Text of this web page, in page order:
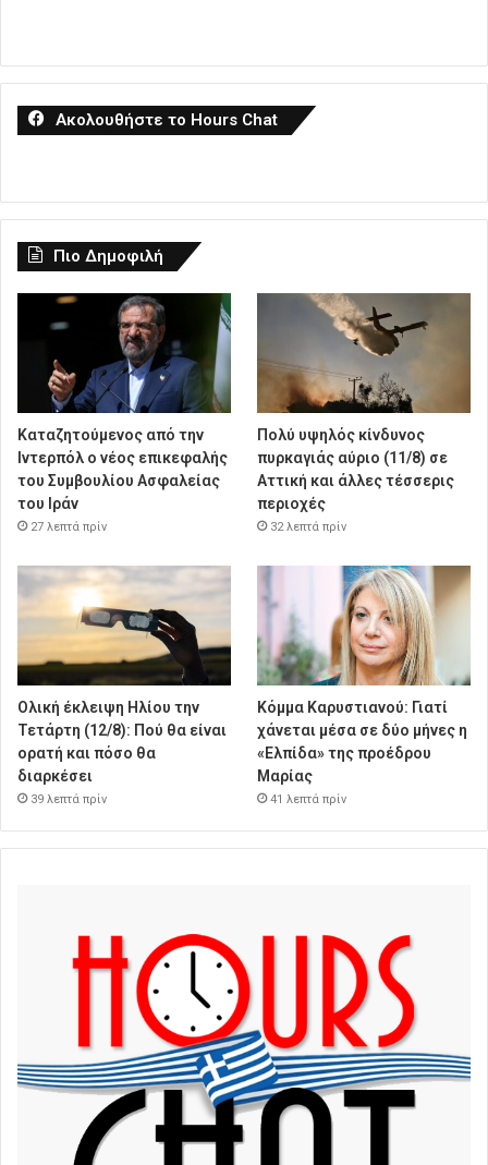
Ακολουθήστε το Hours Chat
Πιο Δημοφιλή
Καταζητούμενος από την
Ιντερπόλ ο νέος επικεφαλής
του Συμβουλίου Ασφαλείας
του Ιράν
27 λεπτά πρίν
Πολύ υψηλός κίνδυνος
πυρκαγιάς αύριο (11/8) σε
Αττική και άλλες τέσσερις
περιοχές
32 λεπτά πρίν
Ολική έκλειψη Ηλίου την
Τετάρτη (12/8): Πού θα είναι
ορατή και πόσο θα
διαρκέσει
39 λεπτά πρίν
Κόμμα Καρυστιανού: Γιατί
χάνεται μέσα σε δύο μήνες η
«Ελπίδα» της προέδρου
Μαρίας
41 λεπτά πρίν